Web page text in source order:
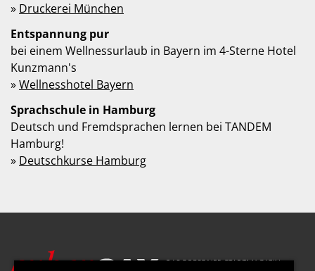
» Druckerei München
Entspannung pur
bei einem Wellnessurlaub in Bayern im 4-Sterne Hotel
Kunzmann's
»Wellnesshotel Bayern
Sprachschule in Hamburg
Deutsch und Fremdsprachen lernen bei TANDEM
Hamburg!
» Deutschkurse Hamburg